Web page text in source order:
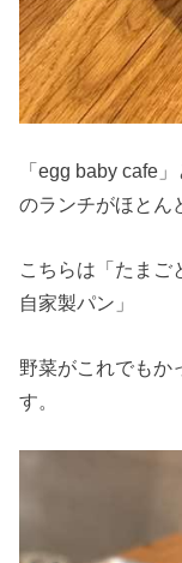
「egg baby cafe
のランチがほとん
こちらは「たまご
自家製パン」
野菜がこれでもか
す。